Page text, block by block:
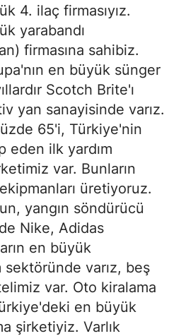
4. ilaç firmasıyız.
yarabandı
firmasına sahibiz.
en büyük sünger
Scotch Brite'ı
yan sanayisinde varız.
65'i, Türkiye'nin
eden ilk yardım
var. Bunların
üretiyoruz.
yangın söndürücü
Nike, Adidas
en büyük
varız, beş
var. Oto kiralama
en büyük
şirketiyiz. Varlık